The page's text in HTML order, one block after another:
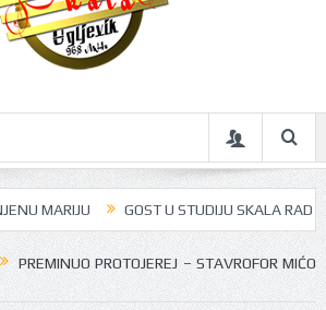
GOST U STUDIJU SKALA RADIJA
PREMINUO PROTOJEREJ – STAVROFOR MIĆO